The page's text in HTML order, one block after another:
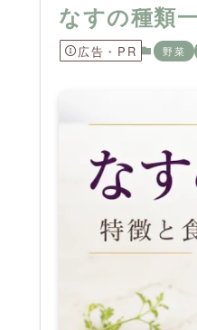
なすの種類
広告・PR 野菜